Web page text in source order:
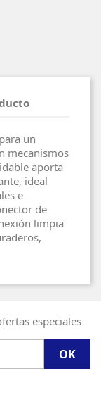
un
mecanismos
aporta
ideal
e
de
limpia
especiales